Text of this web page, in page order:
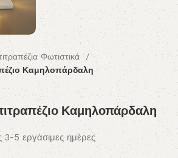
Φωτιστικά
Καμηλοπάρδαλη
Καμηλοπάρδαλη
5 εργάσιμες ημέρες